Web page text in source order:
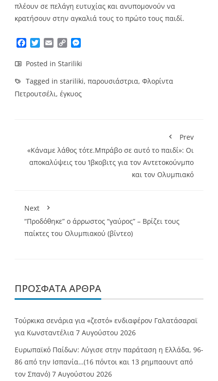
πλέουν σε πελάγη ευτυχίας και ανυπομονούν να
κρατήσουν στην αγκαλιά τους το πρώτο τους παιδί.
Facebook
TwitterEmailCopy
Posted in Stariliki
Tagged in stariliki, παρουσιάστρια, Φλορίντα
Πετρουτσέλι, έγκυος
Prev
«Κάναμε λάθος τότε.Μπράβο σε αυτό το παιδί»: Οι
αποκαλύψεις του Ίβκοβιτς για τον Αντετοκούνμπο
και τον Ολυμπιακό
Next
“Προδόθηκε” ο άρρωστος “γαύρος” – Βρίζει τους
παίκτες του Ολυμπιακού (βίντεο)
ΠΡΌΣΦΑΤΑ ΆΡΘΡΑ
Τούρκικα σενάρια για «ζεστό» ενδιαφέρον Γαλατάσαραϊ
για Κωνσταντέλια 7 Αυγούστου 2026
Ευρωπαϊκό Παίδων: Λύγισε στην παράταση η Ελλάδα, 96-
86 από την Ισπανία…(16 πόντοι και 13 ρημπαουντ από
τον Σπανό) 7 Αυγούστου 2026